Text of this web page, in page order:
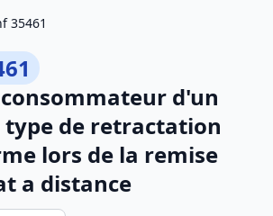
35461
d'un
de retractation
lors de la remise
a distance